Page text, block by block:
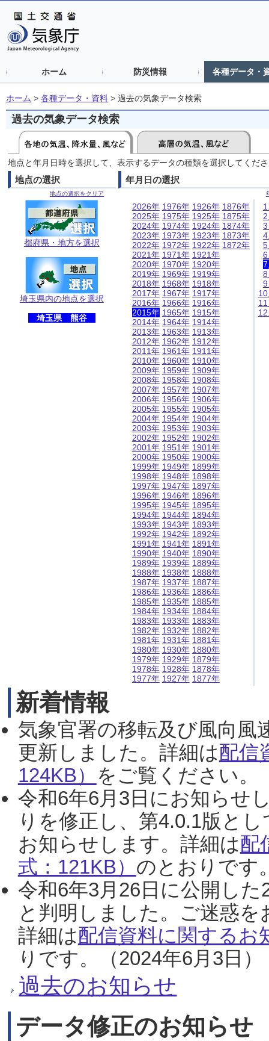
ホーム 防災情報 各種データ・
ホーム > 各種データ・資料 > 過去の気象データ検索
過去の気象データ検索
地点と年月日時を選択して、表示するデータの種類を選択してくだ
地点の選択
地点の選択をクリア
都府県・地方を選択
埼玉県内の地点を選択
埼玉県 熊谷
年月日の選択
2026年
2025年
2024年
2023年
2022年
2021年
2020年
2019年
2018年
2017年
2016年
2015年
2014年
2013年
2012年
2011年
2010年
2009年
2008年
2007年
2006年
2005年
2004年
2003年
2002年
2001年
2000年
1999年
1998年
1997年
1996年
1995年
1994年
1993年
1992年
1991年
1990年
1989年
1988年
1987年
1986年
1985年
1984年
1983年
1982年
1981年
1980年
1979年
1978年
1977年
1976年
1975年
1974年
1973年
1972年
1971年
1970年
1969年
1968年
1967年
1966年
1965年
1964年
1963年
1962年
1961年
1960年
1959年
1958年
1957年
1956年
1955年
1954年
1953年
1952年
1951年
1950年
1949年
1948年
1947年
1946年
1945年
1944年
1943年
1942年
1941年
1940年
1939年
1938年
1937年
1936年
1935年
1934年
1933年
1932年
1931年
1930年
1929年
1928年
1927年
1926年
1925年
1924年
1923年
1922年
1921年
1920年
1919年
1918年
1917年
1916年
1915年
1914年
1913年
1912年
1911年
1910年
1909年
1908年
1907年
1906年
1905年
1904年
1903年
1902年
1901年
1900年
1899年
1898年
1897年
1896年
1895年
1894年
1893年
1892年
1891年
1890年
1889年
1888年
1887年
1886年
1885年
1884年
1883年
1882年
1881年
1880年
1879年
1878年
1877年
1876年
1875年
1874年
1873年
1872年
新着情報
気象官署の移転及び風向風
更新しました。詳細は配信
124KB） をご覧ください。
令和6年6月3日にお知らせ
りを修正し、第4.0.1版と
お知らせします。詳細は配
式：121KB） のとおりです
令和6年3月26日に公開し
と判明しました。ご迷惑
詳細は配信資料に関するお
りです。（2024年6月3日）
過去のお知らせ
データ修正のお知らせ